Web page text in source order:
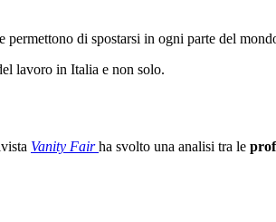
di spostarsi in ogni parte del
lavoro in Italia e non solo.
Vanity Fair ha svolto una analisi tra le